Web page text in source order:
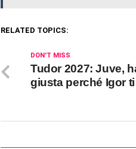
RELATED TOPICS:
DON'T MISS
Tudor 2027: Juve,
giusta perché Igor